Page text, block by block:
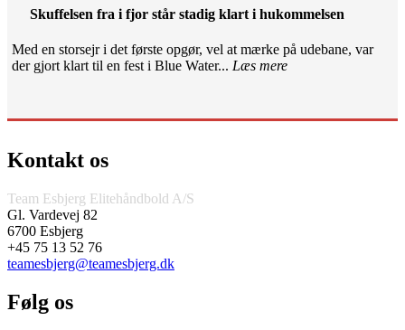
Skuffelsen fra i fjor står stadig klart i hukommelsen
Med en storsejr i det første opgør, vel at mærke på udebane, var
der gjort klart til en fest i Blue Water... Læs mere
Kontakt os
Team Esbjerg Elitehåndbold A/S
Gl. Vardevej 82
6700 Esbjerg
+45 75 13 52 76
teamesbjerg@teamesbjerg.dk
Følg os